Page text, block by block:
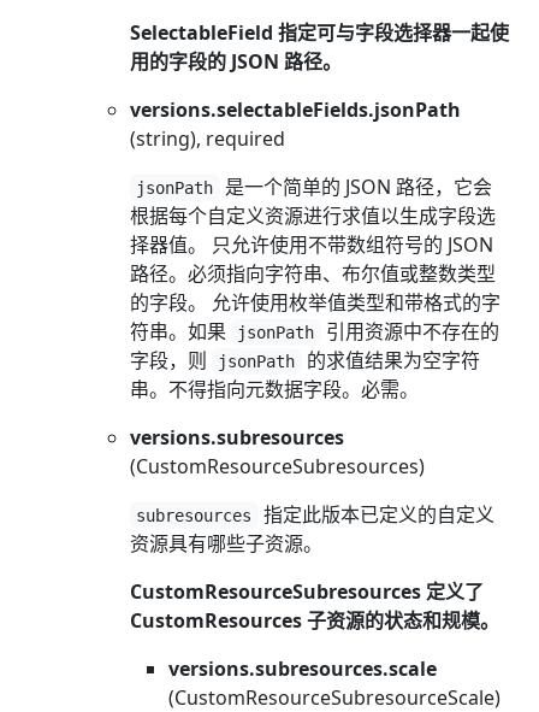
SelectableField 指定可与字段选择器一起使
用的字段的 JSON 路径。
versions.selectableFields.jsonPath
(string), required
jsonPath
是一个简单的 JSON 路径，它会
根据每个自定义资源进行求值以生成字段选
择器值。 只允许使用不带数组符号的 JSON
路径。必须指向字符串、布尔值或整数类型
的字段。 允许使用枚举值类型和带格式的字
符串。如果
jsonPath
引用资源中不存在的
字段，则
jsonPath
的求值结果为空字符
串。不得指向元数据字段。必需。
versions.subresources
(CustomResourceSubresources)
subresources
指定此版本已定义的自定义
资源具有哪些子资源。
CustomResourceSubresources 定义了
CustomResources 子资源的状态和规模。
versions.subresources.scale
(CustomResourceSubresourceScale)